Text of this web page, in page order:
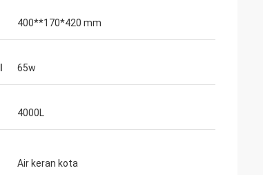
400**170*420 mm
65w
4000L
Air keran kota